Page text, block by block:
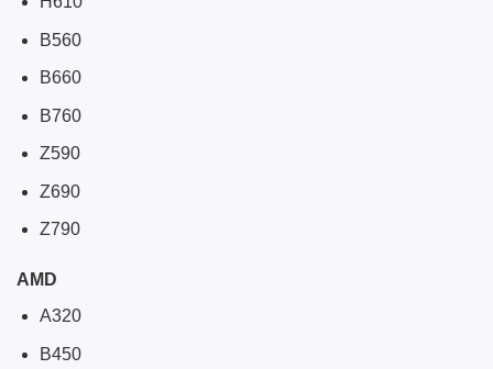
B560
B660
B760
Z590
Z690
Z790
AMD
A320
B450